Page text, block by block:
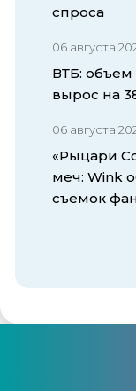
спроса
06 августа
ВТБ:
вырос на
06 августа
«Рыцари
меч: Wink
съемок